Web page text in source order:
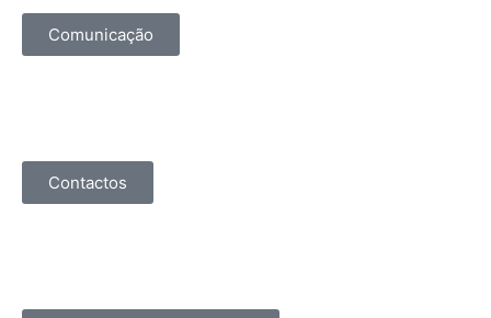
Comunicação
Contactos